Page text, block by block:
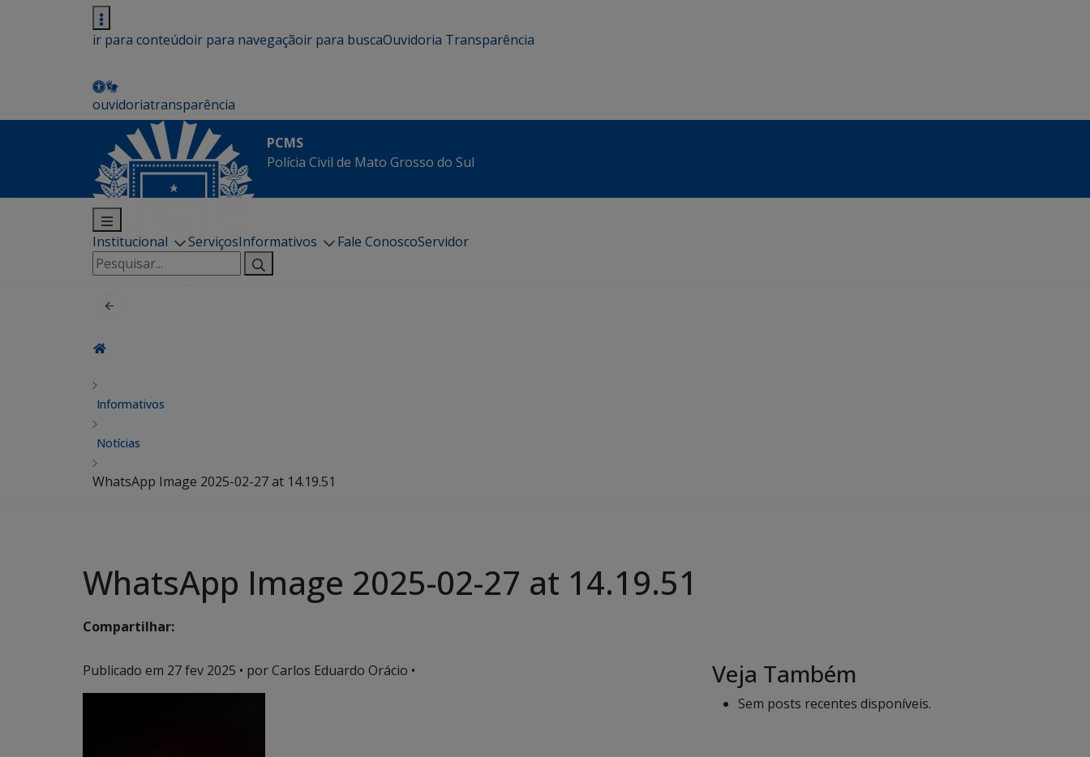
ir para conteúdoir para navegaçãoir para buscaOuvidoria Transparência
ouvidoriatransparência
PCMS
Polícia Civil de Mato Grosso do Sul
Institucional ServiçosInformativos Fale ConoscoServidor
Pesquisar
por:
Informativos
Notícias
WhatsApp Image 2025-02-27 at 14.19.51
WhatsApp Image 2025-02-27 at 14.19.51
Compartilhar:
Publicado em 27 fev 2025 • por Carlos Eduardo Orácio • Veja Também
Sem posts recentes disponíveis.